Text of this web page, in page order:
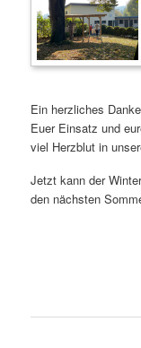
Ein herzliches
Euer Einsatz und
viel Herzblut in
Jetzt kann der
den nächsten